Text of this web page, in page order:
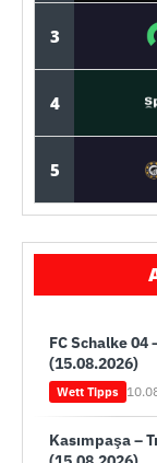
3
4
5
FC Schalke
(15.08.2026)
Wett Tipps
Kasımpaşa –